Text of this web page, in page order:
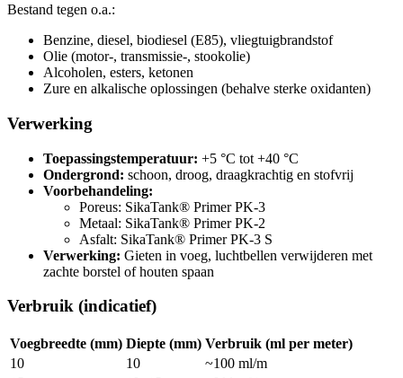
Bestand tegen o.a.:
Benzine, diesel, biodiesel (E85), vliegtuigbrandstof
Olie (motor-, transmissie-, stookolie)
Alcoholen, esters, ketonen
Zure en alkalische oplossingen (behalve sterke oxidanten)
Verwerking
Toepassingstemperatuur: +5 °C tot +40 °C
Ondergrond: schoon, droog, draagkrachtig en stofvrij
Voorbehandeling:
Poreus: SikaTank® Primer PK-3
Metaal: SikaTank® Primer PK-2
Asfalt: SikaTank® Primer PK-3 S
Verwerking: Gieten in voeg, luchtbellen verwijderen met
zachte borstel of houten spaan
Verbruik (indicatief)
Voegbreedte (mm) Diepte (mm) Verbruik (ml per meter)
10
10
~100 ml/m